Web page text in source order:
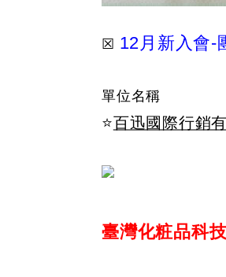
☒ 12月新入會-
單位名稱
⭐百迅國際行銷
臺灣化粧品科